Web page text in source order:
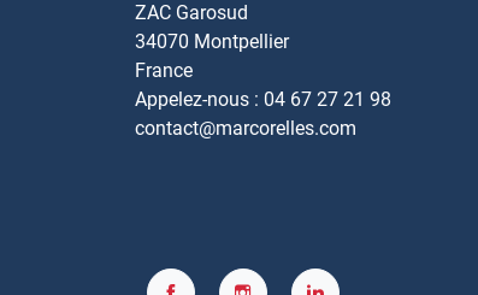
ZAC Garosud
34070 Montpellier
France
Appelez-nous : 04 67 27 21 98
contact@marcorelles.com